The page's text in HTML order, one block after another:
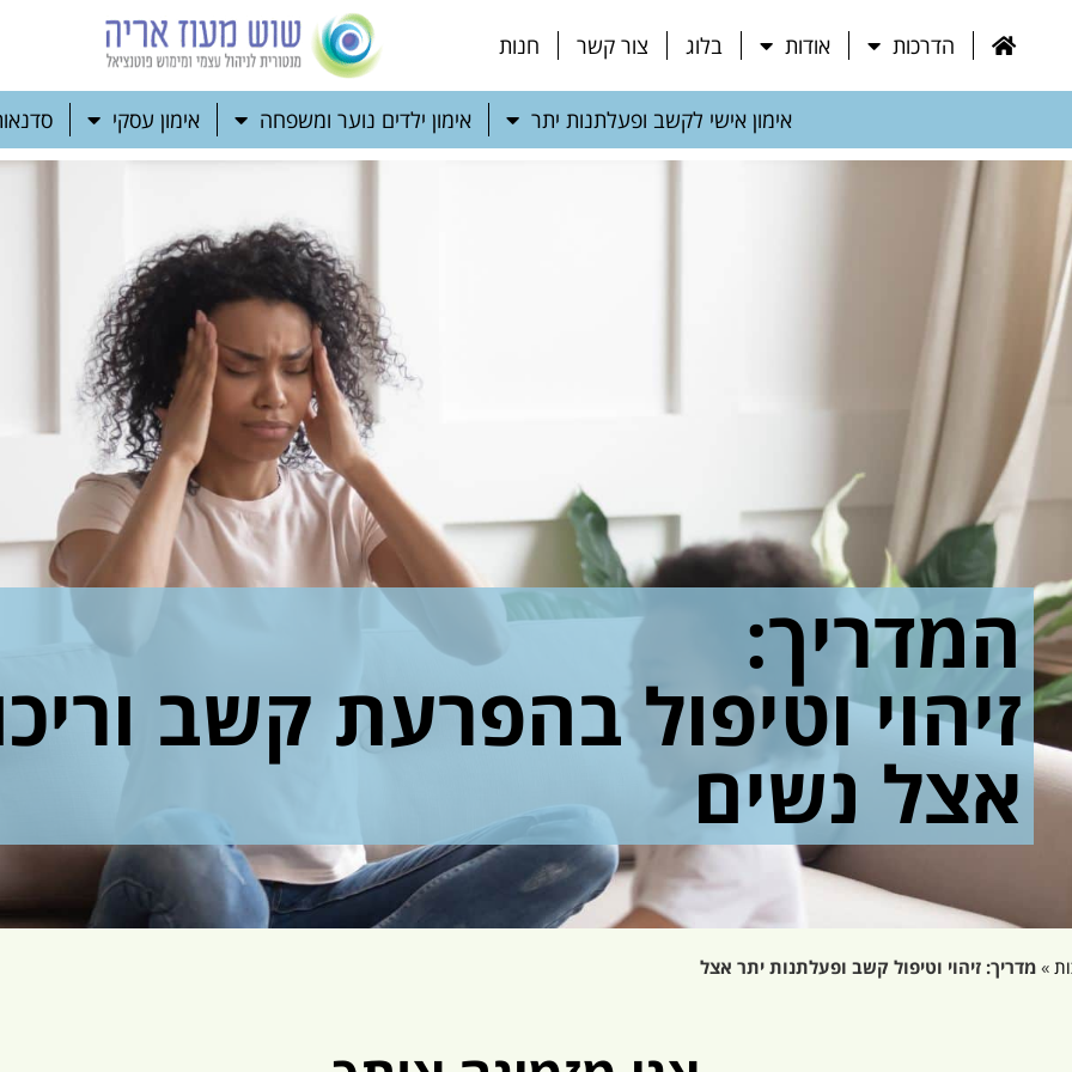
הדרכות אודות בלוג צור קשר חנות
אימון אישי לקשב ופעלתנות יתר אימון ילדים נוער ומשפחה אימון עסקי
המדריך:
זיהוי וטיפול בהפרעת קשב
אצל נשים
»מדריך: זיהוי וטיפול קשב ופעלתנות יתר אצל